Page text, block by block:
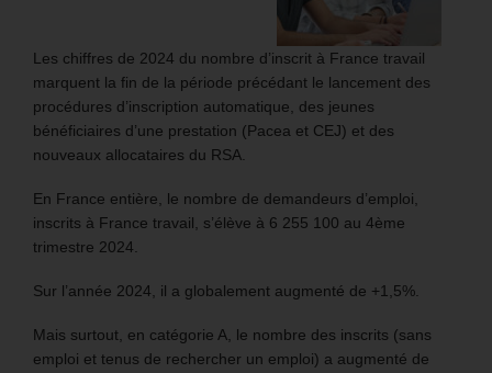
Les chiffres de 2024 du nombre d’inscrit à France travail
marquent la fin de la période précédant le lancement des
procédures d’inscription automatique, des jeunes
bénéficiaires d’une prestation (Pacea et CEJ) et des
nouveaux allocataires du RSA.
En France entière, le nombre de demandeurs d’emploi,
inscrits à France travail, s’élève à 6 255 100 au 4ème
trimestre 2024.
Sur l’année 2024, il a globalement augmenté de +1,5%.
Mais surtout, en catégorie A, le nombre des inscrits (sans
emploi et tenus de rechercher un emploi) a augmenté de